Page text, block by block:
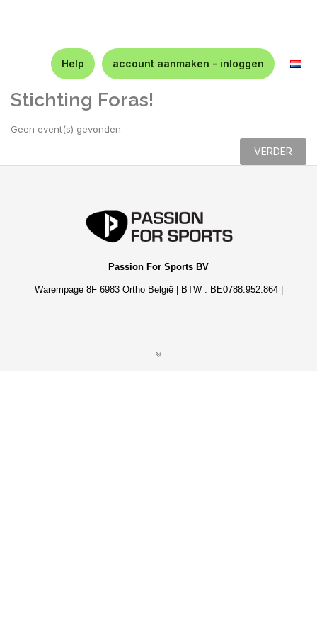
Help account aanmaken - inloggen
Stichting Foras!
Geen event(s) gevonden.
VERDER
Passion For Sports BV
Warempage 8F 6983 Ortho België | BTW : BE0788.952.864 |